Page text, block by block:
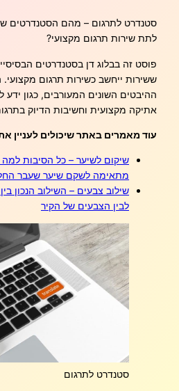
סטנדרט לתרגום – מהם הסטנדרטים
לתת שירות תרגום מקצועי?
פוסט זה בבלוג דן בסטנדרטים
ששירות ייחשב כשירות תרגום
ההיבטים השונים המעורבים, כגון ידע
אתיקה מקצועית וחשיבות הדיוק
עוד מאמרים באתר שיכולים לעניין
שיקום לשיער – כל הסיבות
מתאימה לשקם שיער שעבר
שילוב צבעים – השילוב הנכון
לבין הצבעים של הקיר
סטנדרט לתרגום